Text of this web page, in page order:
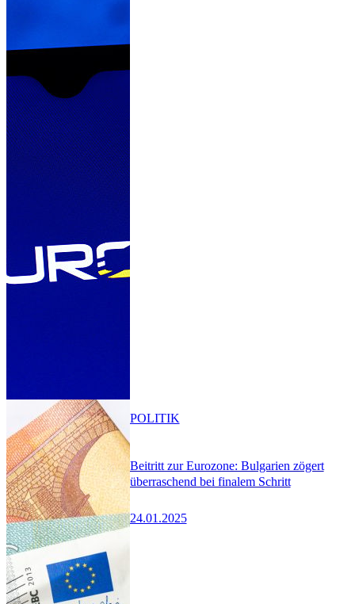
Beitritt zur Eurozone: Bulgarien zögert
überraschend bei finalem Schritt
24.01.2025
POLITIK